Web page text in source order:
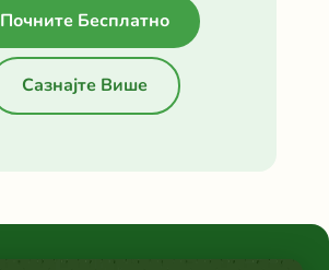
Почните Бесплатно
Сазнајте Више